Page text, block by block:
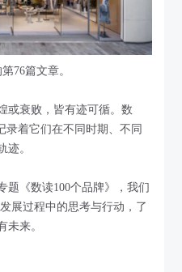
76篇文章。
或衰败，皆有迹可循。数
录着它们在不同时期、不同
迹。
题《数读100个品牌》，我们
展过程中的思考与行动，了
未来。